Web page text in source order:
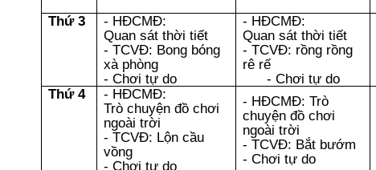
Thứ 3
- HĐCMĐ:
Quan sát thời tiết
- TCVĐ: Bong bóng
xà phòng
- Chơi tự do
- HĐCMĐ:
Quan sát thời tiết
- TCVĐ: rồng rồng
rê rế
- Chơi tự do
Thứ 4
- HĐCMĐ:
Trò chuyện đồ chơi
ngoài trời
- TCVĐ: Lộn cầu
vồng
- Chơi tự do
- HĐCMĐ: Trò
chuyện đồ chơi
ngoài trời
- TCVĐ: Bắt bướm
- Chơi tự do